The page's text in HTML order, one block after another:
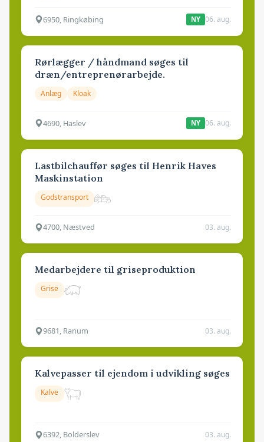
6950, Ringkøbing NY 06. aug.
Rørlægger / håndmand søges til
dræn/entreprenørarbejde.
Anlæg Kloak
4690, Haslev NY 06. aug.
Lastbilchauffør søges til Henrik Haves
Maskinstation
Godstransport
4700, Næstved 03. aug.
Medarbejdere til griseproduktion
Grise
9681, Ranum 03. aug.
Kalvepasser til ejendom i udvikling søges
Kalve
6392, Bolderslev 03. aug.